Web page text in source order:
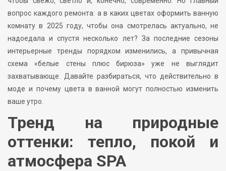
вопрос каждого ремонта: а в каких цветах оформить ванную
комнату в 2025 году, чтобы она смотрелась актуально, не
надоедала и спустя несколько лет? За последние сезоны
интерьерные тренды порядком изменились, а привычная
схема «белые стены плюс бирюза» уже не выглядит
захватывающе. Давайте разбираться, что действительно в
моде и почему цвета в ванной могут полностью изменить
ваше утро.
Тренд на природные
оттенки: тепло, покой и
атмосфера SPA